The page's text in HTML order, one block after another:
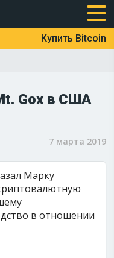
Купить Bitcoin
Gox в США
7 марта 2019
Марку
в отношении